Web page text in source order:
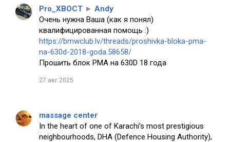
Pro_XBOCT ► Andy
Очень нужна Ваша (как я понял)
квалифицированная помощь :)
https://bmwclub.lv/threads/proshivka-bloka-pma-
na-630d-2018-goda.58658/
Прошить блок PMA на 630D 18 года
27 авг 2025
massage center
In the heart of one of Karachi’s most prestigious
neighbourhoods, DHA (Defence Housing Authority),